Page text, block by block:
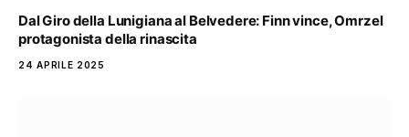
Dal Giro della Lunigiana al Belvedere: Finn vince, Omrzel
protagonista della rinascita
24 APRILE 2025